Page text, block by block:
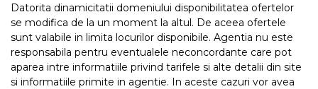
Datorita dinamicitatii domeniului disponibilitatea ofertelor
se modifica de la un moment la altul. De aceea ofertele
sunt valabile in limita locurilor disponibile. Agentia nu este
responsabila pentru eventualele neconcordante care pot
aparea intre informatiile privind tarifele si alte detalii din site
si informatiile primite in agentie. In aceste cazuri vor avea